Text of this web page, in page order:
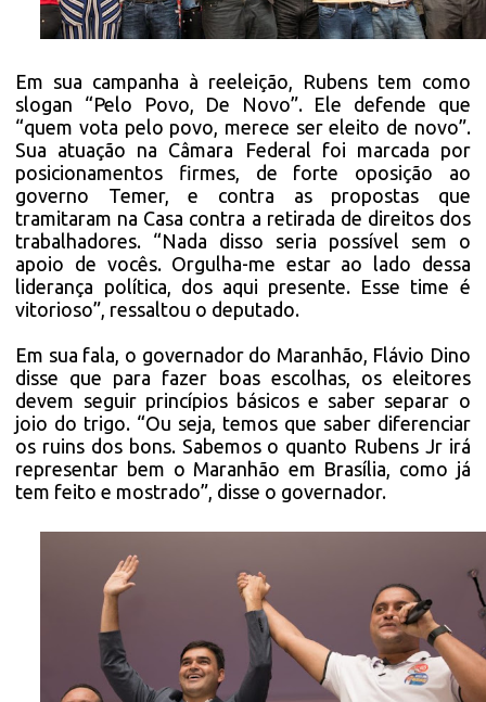
Em sua campanha à reeleição, Rubens tem como
slogan “Pelo Povo, De Novo”. Ele defende que
“quem vota pelo povo, merece ser eleito de novo”.
Sua atuação na Câmara Federal foi marcada por
posicionamentos firmes, de forte oposição ao
governo Temer, e contra as propostas que
tramitaram na Casa contra a retirada de direitos dos
trabalhadores. “Nada disso seria possível sem o
apoio de vocês. Orgulha-me estar ao lado dessa
liderança política, dos aqui presente. Esse time é
vitorioso”, ressaltou o deputado.
Em sua fala, o governador do Maranhão, Flávio Dino
disse que para fazer boas escolhas, os eleitores
devem seguir princípios básicos e saber separar o
joio do trigo. “Ou seja, temos que saber diferenciar
os ruins dos bons. Sabemos o quanto Rubens Jr irá
representar bem o Maranhão em Brasília, como já
tem feito e mostrado”, disse o governador.